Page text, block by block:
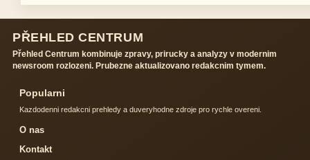
PŘEHLED CENTRUM
Přehled Centrum kombinuje zpravy, prirucky a analyzy v modernim
newsroom rozlozeni. Prubezne aktualizovano redakcnim tymem.
Popularni
Kazdodenni redakcni prehledy a duveryhodne zdroje pro rychle overeni.
O nas
Kontakt